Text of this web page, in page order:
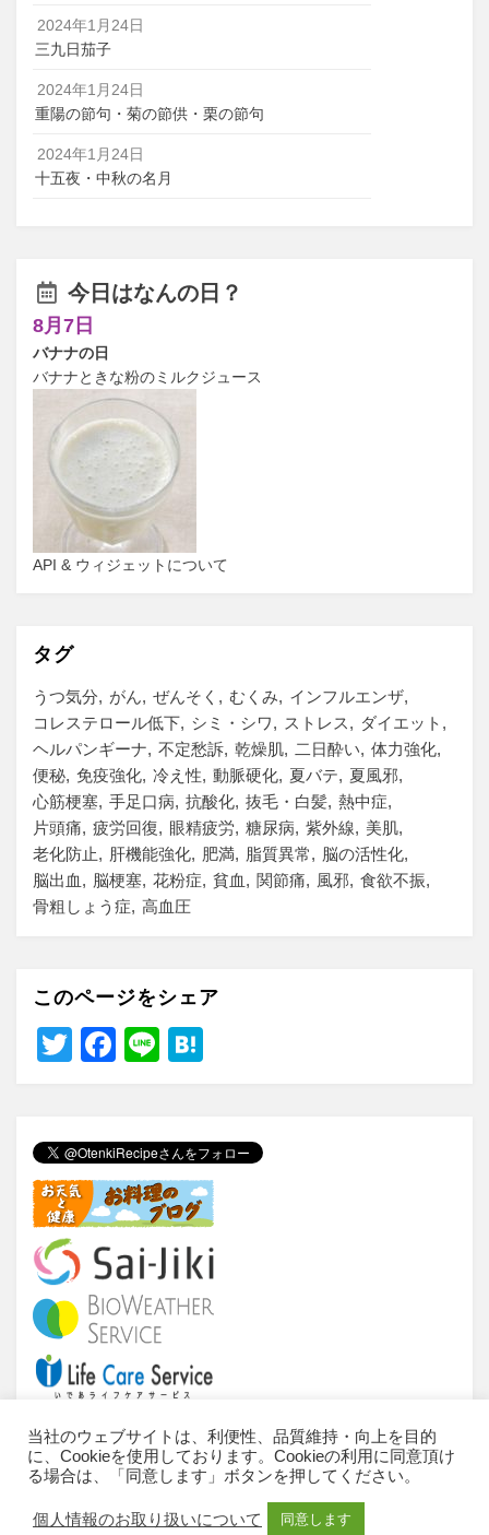
2024年1月24日
三九日茄子
2024年1月24日
重陽の節句・菊の節供・栗の節句
2024年1月24日
十五夜・中秋の名月
今日はなんの日？
8月7日
バナナの日
バナナときな粉のミルクジュース
API & ウィジェットについて
タグ
うつ気分 がん ぜんそく むくみ
インフルエンザ
コレステロール低下
シミ・シワ ストレス
ダイエット
ヘルパンギーナ
不定愁訴 乾燥肌 二日酔い
体力強化
便秘 免疫強化 冷え性 動脈硬化 夏バテ
夏風邪
心筋梗塞 手足口病 抗酸化 抜毛・白髪 熱中症
片頭痛
疲労回復 眼精疲労 糖尿病 紫外線
美肌
老化防止
肝機能強化 肥満 脂質異常
脳の活性化
脳出血
脳梗塞 花粉症 貧血 関節痛 風邪 食欲不振
骨粗しょう症
高血圧
このページをシェア
T
er
F
e
b
o
o
k
Li
n
a
当サイトについて ご利用条件
推奨環境
個人情報のお取扱いについて
お問い合わせ
サイトマップ
当社のウェブサイトは、利便性、品質維持・向上を目的
に、Cookieを使用しております。Cookieの利用に同意頂け
る場合は、「同意します」ボタンを押してください。
個人情報のお取り扱いについて 同意します